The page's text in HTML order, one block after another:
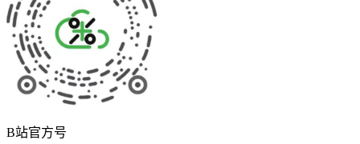
B站官方号